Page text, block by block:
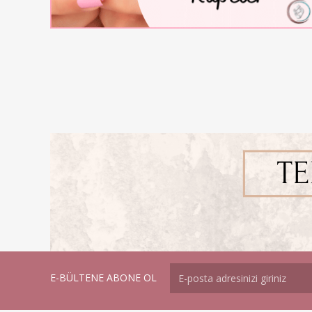
E-BÜLTENE ABONE OL